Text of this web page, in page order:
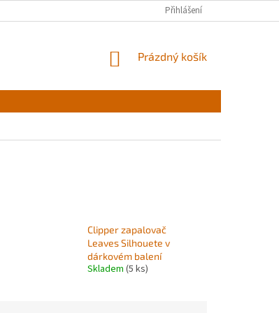
Přihlášení
NÁKUPNÍ
Prázdný košík
Clipper zapalovač
Leaves Silhouete v
dárkovém balení
Skladem (5 ks)